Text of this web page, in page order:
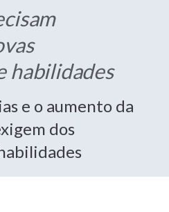
habilidades
e o aumento da
dos